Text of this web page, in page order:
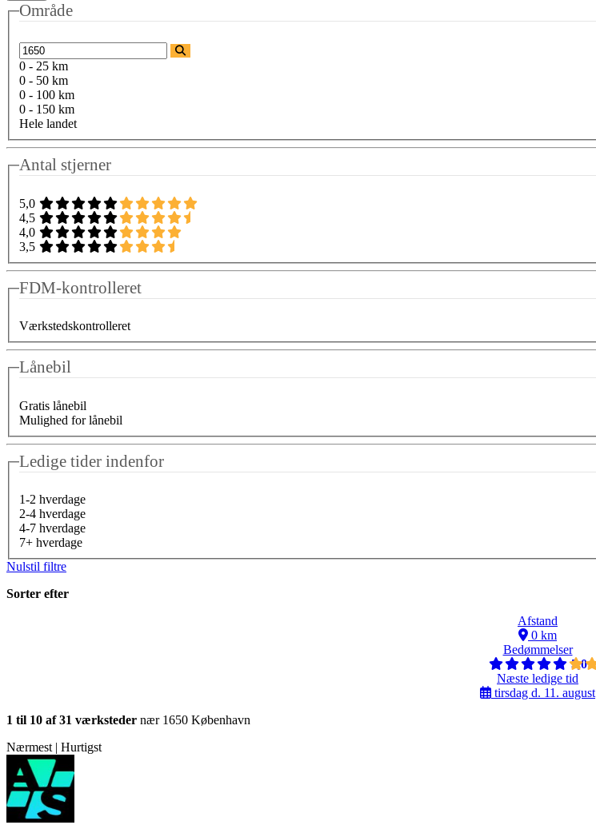
Område
0 - 25 km
0 - 50 km
0 - 100 km
0 - 150 km
Hele landet
Antal stjerner
5,0
4,5
4,0
3,5
FDM-kontrolleret
Værkstedskontrolleret
Lånebil
Gratis lånebil
Mulighed for lånebil
Ledige tider indenfor
1-2 hverdage
2-4 hverdage
4-7 hverdage
7+ hverdage
Nulstil filtre
Sorter efter
Afstand
0 km
Bedømmelser
5,0
Næste ledige tid
tirsdag d. 11. august
1 til 10 af 31 værksteder nær 1650 København
Nærmest | Hurtigst